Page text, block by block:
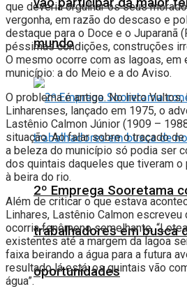
mundo
2º Emprega Sooretama
trabalhadores em busca
oportunidades
que deveria orgulhar os seus
vergonha, em razão do descaso e
destaque para o Doce e o Juparanã
péssimas condições, construções
O mesmo ocorre com as lagoas,
município: a do Meio e a do Aviso.
O problema é antigo. No livro
Linharenses, lançado em 1975, o
Lastênio Calmon Júnior (1909 –
situação. Ao falar sobre o traçado
a beleza do município só podia ser
dos quintais daqueles que tiveram
à beira do rio.
Além de criticar o que estava
Linhares, Lastênio Calmon escreveu
ocorria fenômeno semelhante.
existentes até a margem da lagoa
faixa beirando a água para a futura
resultado lá está: os quintais vão
água”.